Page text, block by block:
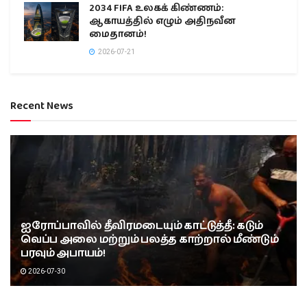
2034 FIFA உலகக் கிண்ணம்:
ஆகாயத்தில் எழும் அதிநவீன
மைதானம்!
2026-07-21
Recent News
ஐரோப்பாவில் தீவிரமடையும் காட்டுத்தீ: கடும்
வெப்ப அலை மற்றும் பலத்த காற்றால் மீண்டும்
பரவும் அபாயம்!
2026-07-30